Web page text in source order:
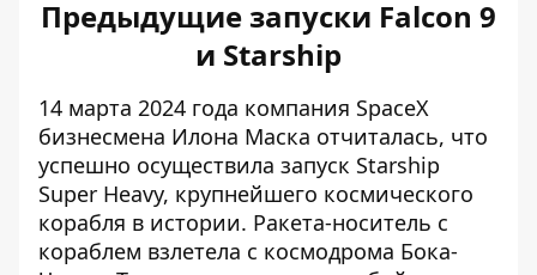
Предыдущие запуски Falcon 9
и Starship
14 марта 2024 года компания SpaceX
бизнесмена Илона Маска отчиталась, что
успешно осуществила запуск Starship
Super Heavy, крупнейшего космического
корабля в истории. Ракета-носитель с
кораблем взлетела с космодрома Бока-